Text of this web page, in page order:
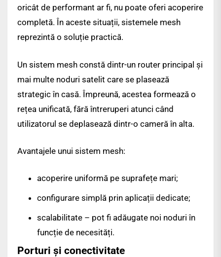
oricât de performant ar fi, nu poate oferi acoperire
completă. În aceste situații, sistemele mesh
reprezintă o soluție practică.
Un sistem mesh constă dintr-un router principal și
mai multe noduri satelit care se plasează
strategic în casă. Împreună, acestea formează o
rețea unificată, fără întreruperi atunci când
utilizatorul se deplasează dintr-o cameră în alta.
Avantajele unui sistem mesh:
acoperire uniformă pe suprafețe mari;
configurare simplă prin aplicații dedicate;
scalabilitate – pot fi adăugate noi noduri în
funcție de necesități.
Porturi și conectivitate